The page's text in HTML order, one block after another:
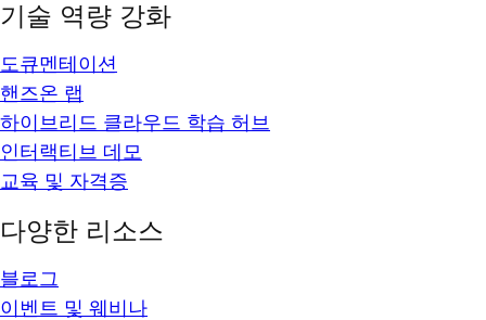
기술 역량 강화
도큐멘테이션
핸즈온 랩
하이브리드 클라우드 학습 허브
인터랙티브 데모
교육 및 자격증
다양한 리소스
블로그
이벤트 및 웨비나